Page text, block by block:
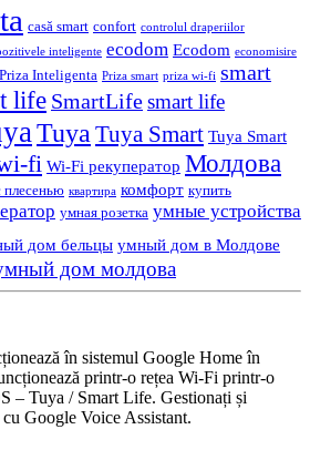
casă smart confort controlul draperiilor
inteligente ecodom Ecodom economisire
Priza Inteligenta Priza smart priza wi-fi smart
life SmartLife smart life
Tuya Tuya Smart Tuya Smart
fi Wi-Fi рекуператор Молдова
плесенью квартира комфорт купить
умная розетка умные устройства
дом бельцы умный дом в Молдове
дом молдова
în sistemul Google Home în
printr-o rețea Wi-Fi printr-o
– Tuya / Smart Life. Gestionați și
Google Voice Assistant.